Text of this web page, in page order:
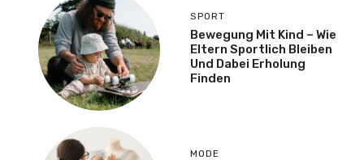
SPORT
Bewegung Mit Kind – Wie
Eltern Sportlich Bleiben
Und Dabei Erholung
Finden
MODE